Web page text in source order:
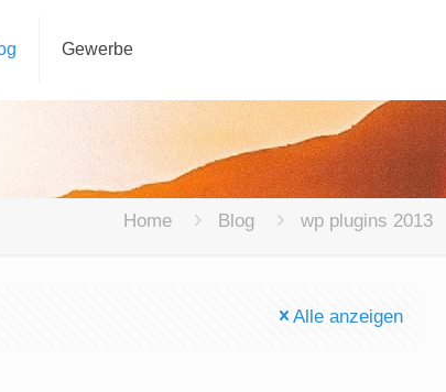
Gewerbe
Home Blog wp plugins 2013
Alle anzeigen